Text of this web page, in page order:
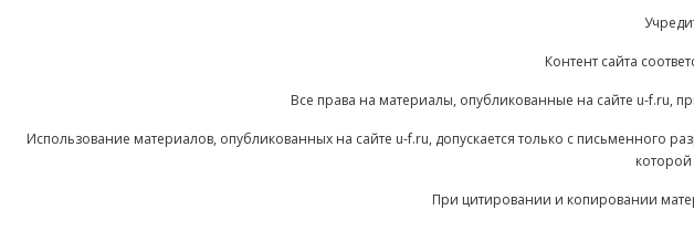
Контент сайта
Все права на материалы, опубликованные на сайте u-f.ru,
Использование материалов, опубликованных на сайте u-f.ru, допускается только с письменного
При цитировании и копировании